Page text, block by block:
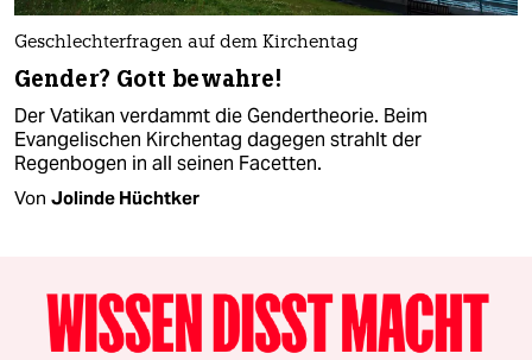
Geschlechterfragen auf dem Kirchentag
Gender? Gott bewahre!
Der Vatikan verdammt die Gendertheorie. Beim
Evangelischen Kirchentag dagegen strahlt der
Regenbogen in all seinen Facetten.
Von Jolinde Hüchtker